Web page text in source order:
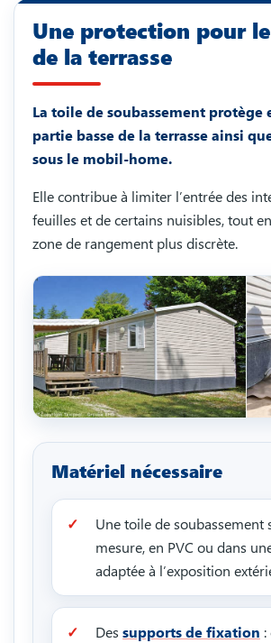
Une protection pour
de la terrasse
La toile de soubassement protège
partie basse de la terrasse ainsi
sous le mobil-home.
Elle contribue à limiter l’entrée des
feuilles et de certains nuisibles, tout
zone de rangement plus discrète.
Matériel nécessaire
Une toile de soubassement
mesure, en PVC ou dans
adaptée à l’exposition
Des supports de fixation